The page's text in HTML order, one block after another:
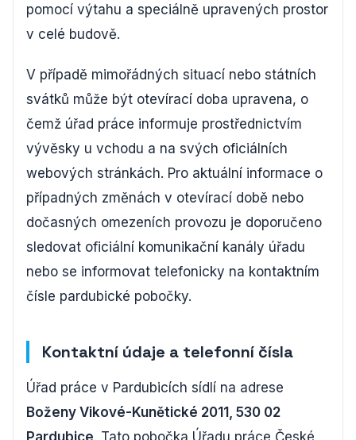
pomocí výtahu a speciálně upravených prostor
v celé budově.
V případě mimořádných situací nebo státních
svátků může být otevírací doba upravena, o
čemž úřad práce informuje prostřednictvím
vývěsky u vchodu a na svých oficiálních
webových stránkách. Pro aktuální informace o
případných změnách v otevírací době nebo
dočasných omezeních provozu je doporučeno
sledovat oficiální komunikační kanály úřadu
nebo se informovat telefonicky na kontaktním
čísle pardubické pobočky.
Kontaktní údaje a telefonní čísla
Úřad práce v Pardubicích sídlí na adrese
Boženy Vikové-Kunětické 2011, 530 02
Pardubice . Tato pobočka Úřadu práce České